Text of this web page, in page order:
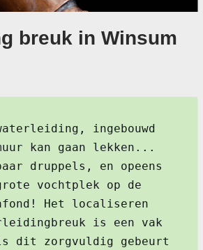
breuk in Winsum
ingebouwd
kan gaan lekken...
druppels, en opeens
vochtplek op de
Het localiseren
is een vak
dit zorgvuldig gebeurt